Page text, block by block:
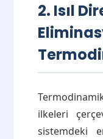
2. Isıl
ilkeleri
sistemdeki